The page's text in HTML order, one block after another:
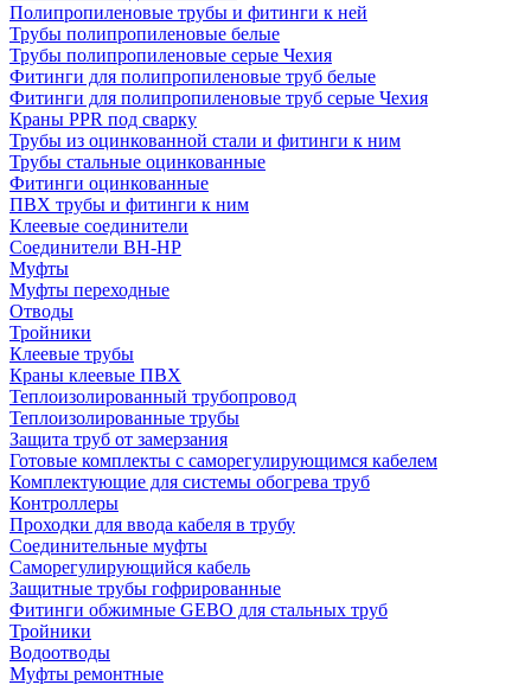
Полипропиленовые трубы и фитинги к ней
Трубы полипропиленовые белые
Трубы полипропиленовые серые Чехия
Фитинги для полипропиленовые труб белые
Фитинги для полипропиленовые труб серые Чехия
Краны PPR под сварку
Трубы из оцинкованной стали и фитинги к ним
Трубы стальные оцинкованные
Фитинги оцинкованные
ПВХ трубы и фитинги к ним
Клеевые соединители
Соединители ВН-НР
Муфты
Муфты переходные
Отводы
Тройники
Клеевые трубы
Краны клеевые ПВХ
Теплоизолированный трубопровод
Теплоизолированные трубы
Защита труб от замерзания
Готовые комплекты с саморегулирующимся кабелем
Комплектующие для системы обогрева труб
Контроллеры
Проходки для ввода кабеля в трубу
Соединительные муфты
Саморегулирующийся кабель
Защитные трубы гофрированные
Фитинги обжимные GEBO для стальных труб
Тройники
Водоотводы
Муфты ремонтные